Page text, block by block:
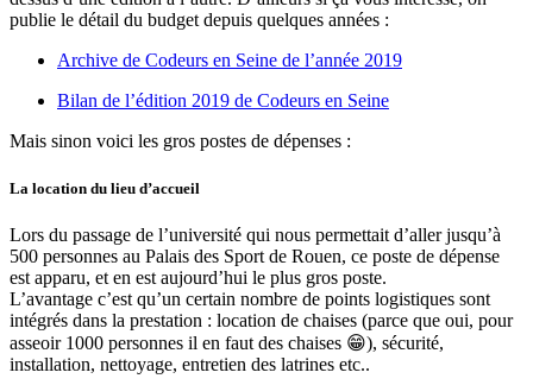
publie le détail du budget depuis quelques années :
Archive de Codeurs en Seine de l’année 2019
Bilan de l’édition 2019 de Codeurs en Seine
Mais sinon voici les gros postes de dépenses :
La location du lieu d’accueil
Lors du passage de l’université qui nous permettait d’aller jusqu’à
500 personnes au Palais des Sport de Rouen, ce poste de dépense
est apparu, et en est aujourd’hui le plus gros poste.
L’avantage c’est qu’un certain nombre de points logistiques sont
intégrés dans la prestation : location de chaises (parce que oui, pour
asseoir 1000 personnes il en faut des chaises 😁), sécurité,
installation, nettoyage, entretien des latrines etc..